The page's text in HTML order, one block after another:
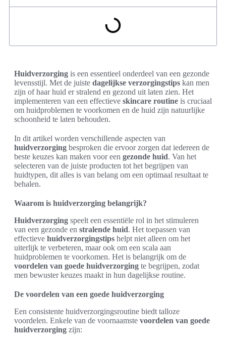
Huidverzorging is een essentieel onderdeel van een gezonde
levensstijl. Met de juiste dagelijkse verzorgingstips kan men
zijn of haar huid er stralend en gezond uit laten zien. Het
implementeren van een effectieve skincare routine is cruciaal
om huidproblemen te voorkomen en de huid zijn natuurlijke
schoonheid te laten behouden.
In dit artikel worden verschillende aspecten van
huidverzorging besproken die ervoor zorgen dat iedereen de
beste keuzes kan maken voor een gezonde huid. Van het
selecteren van de juiste producten tot het begrijpen van
huidtypen, dit alles is van belang om een optimaal resultaat te
behalen.
Waarom is huidverzorging belangrijk?
Huidverzorging speelt een essentiële rol in het stimuleren
van een gezonde en stralende huid. Het toepassen van
effectieve huidverzorgingstips helpt niet alleen om het
uiterlijk te verbeteren, maar ook om een scala aan
huidproblemen te voorkomen. Het is belangrijk om de
voordelen van goede huidverzorging te begrijpen, zodat
men bewuster keuzes maakt in hun dagelijkse routine.
De voordelen van een goede huidverzorging
Een consistente huidverzorgingsroutine biedt talloze
voordelen. Enkele van de voornaamste voordelen van goede
huidverzorging zijn: